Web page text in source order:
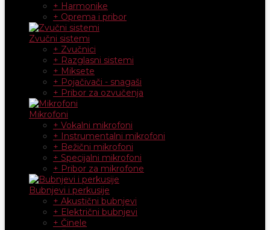
+ Harmonike
+ Oprema i pribor
Zvučni sistemi
+ Zvučnici
+ Razglasni sistemi
+ Miksete
+ Pojačivači - snagaši
+ Pribor za ozvučenja
Mikrofoni
+ Vokalni mikrofoni
+ Instrumentalni mikrofoni
+ Bežični mikrofoni
+ Specijalni mikrofoni
+ Pribor za mikrofone
Bubnjevi i perkusije
+ Akustični bubnjevi
+ Električni bubnjevi
+ Činele